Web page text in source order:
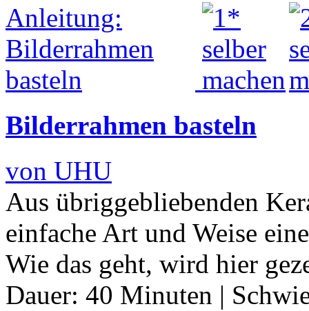
Bilderrahmen basteln
von UHU
Aus übriggebliebenden
einfache Art und Weise
Wie das geht, wird hier
Dauer: 40 Minuten |